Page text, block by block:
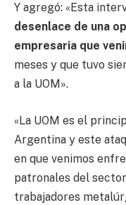
Y agregó: «Esta
desenlace de una
empresaria que
meses y que tuvo
a la UOM».
«La UOM es el
Argentina y este
en que venimos
patronales del
trabajadores